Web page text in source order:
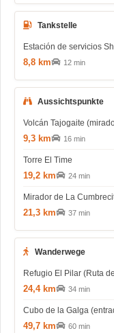
Tankstelle
Estación de servicios
8,8 km 12 min
Aussichtspunkte
Volcán Tajogaite
9,3 km 16 min
Torre El Time
19,2 km 24 min
Mirador de La
21,3 km 37 min
Wanderwege
Refugio El Pilar (Ruta
24,4 km 34 min
Cubo de la Galga
49,7 km 60 min